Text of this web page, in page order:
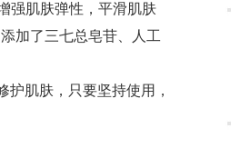
强肌肤弹性，平滑肌肤
加了三七总皂苷、人工
护肌肤，只要坚持使用，